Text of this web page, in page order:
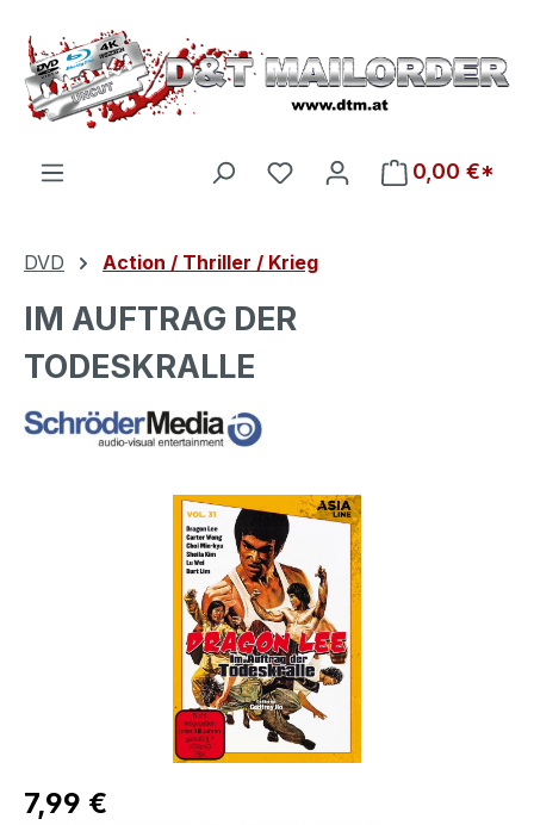
Zum Hauptinhalt springen
Du hast 0 Produkte auf
0,00 €*
DVD Action / Thriller / Krieg
IM AUFTRAG DER
TODESKRALLE
Bildergalerie überspringen
Regulärer Preis:
7,99 €